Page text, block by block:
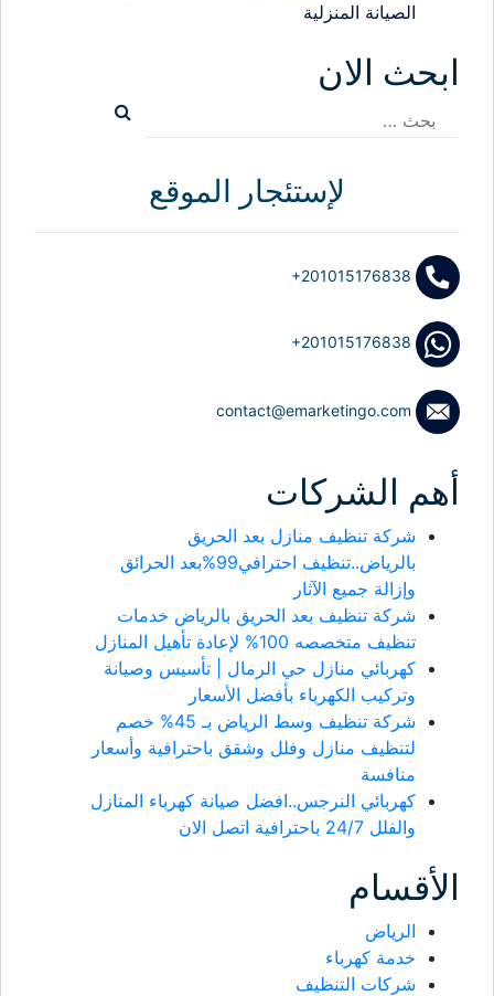
الصيانة المنزلية
ابحث الان
البحث
لإستئجار الموقع
+201015176838
+201015176838
contact@emarketingo.com
أهم الشركات
شركة تنظيف منازل بعد الحريق
بالرياض..تنظيف احترافي99%بعد الحرائق
وإزالة جميع الآثار
شركة تنظيف بعد الحريق بالرياض خدمات
تنظيف متخصصه 100% لإعادة تأهيل المنازل
كهربائي منازل حي الرمال | تأسيس وصيانة
وتركيب الكهرباء بأفضل الأسعار
شركة تنظيف وسط الرياض بـ 45% خصم
لتنظيف منازل وفلل وشقق باحترافية وأسعار
منافسة
كهربائي النرجس..افضل صيانة كهرباء المنازل
والفلل 24/7 باحترافية اتصل الان
الأقسام
الرياض
خدمة كهرباء
شركات التنظيف